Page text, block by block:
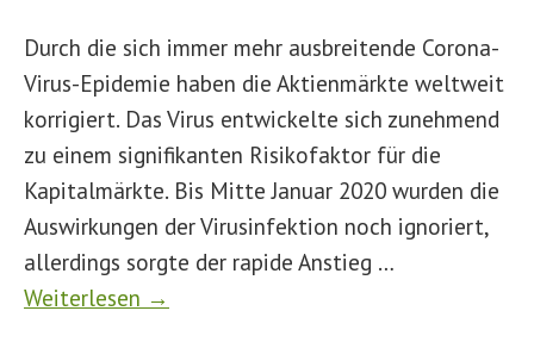
Durch die sich immer mehr ausbreitende Corona-
Virus-Epidemie haben die Aktienmärkte weltweit
korrigiert. Das Virus entwickelte sich zunehmend
zu einem signifikanten Risikofaktor für die
Kapitalmärkte. Bis Mitte Januar 2020 wurden die
Auswirkungen der Virusinfektion noch ignoriert,
allerdings sorgte der rapide Anstieg …
Weiterlesen →